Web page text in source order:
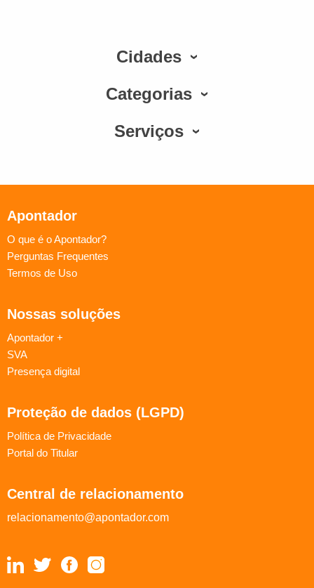
Cidades
Categorias
Serviços
Apontador
O que é o Apontador?
Perguntas Frequentes
Termos de Uso
Nossas soluções
Apontador +
SVA
Presença digital
Proteção de dados (LGPD)
Política de Privacidade
Portal do Titular
Central de relacionamento
relacionamento@apontador.com